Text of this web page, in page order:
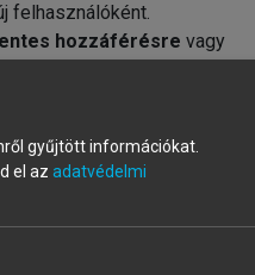
felhasználóként.
hozzáférésre vagy
létre új fiókot.
automatikusan
gyűjtött információkat.
el az adatvédelmi